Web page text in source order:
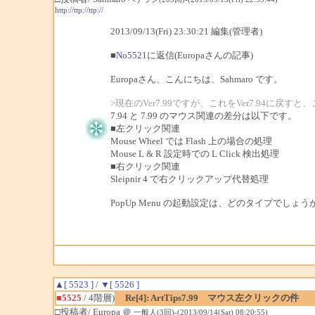
http://ttp://ttp://
2013/09/13(Fri) 23:30:21 編集(管理者)
■No5521 に返信(Europaさんの記事)
Europaさん、こんにちは、Sahmaro です。
>現在のVer7.99ですが、これをVer7.94に戻すと、
7.94 と 7.99 のマウス関連の差分は以下です。
■左クリック関連
Mouse Wheel では Flash 上の場合の処理
Mouse L & R 設定時での L Click 検出処理
■右クリック関連
Sleipnir 4 で右クリックアップ代替処理
PopUp Menu の起動設定は、どのタイプでしょう
▲[ 5523 ]/ ▼[ 5526 ]
■5525 / 4階層)
Re[4]: ArtTips7.99 マウス左クリックの件
□投稿者/ Europa ＠ 一般人(3回)-(2013/09/14(Sat) 08:20:55)